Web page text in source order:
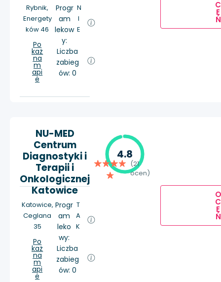
Rybnik,
Energety
ków 46
Po
każ
na
m
api
e
Progr
am
lekow
y:
N
I
E
Liczba
zabieg
ów: 0
C
E
Ń
NU-MED
Centrum
Diagnostyki i
Terapii i
Onkologicznej
Katowice
Katowice,
Ceglana
35
Po
każ
na
m
api
e
Progr
am
leko
wy:
T
A
K
Liczba
zabieg
ów: 0
4.8
(21
ocen)
O
C
E
Ń